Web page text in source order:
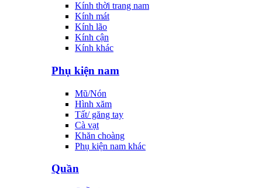
Kính thời trang nam
Kính mát
Kính lão
Kính cận
Kính khác
Phụ kiện nam
Mũ/Nón
Hình xăm
Tất/ găng tay
Cà vạt
Khăn choàng
Phụ kiện nam khác
Quần